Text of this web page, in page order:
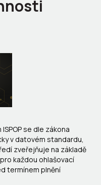
se dle zákona
v datovém standardu,
zveřejňuje na základě
každou ohlašovací
termínem plnění